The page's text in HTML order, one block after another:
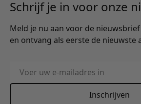
Schrijf je in voor onze
Meld je nu aan voor de nieuwsbrief
en ontvang als eerste de nieuwste
E-mailadres
Inschrijven